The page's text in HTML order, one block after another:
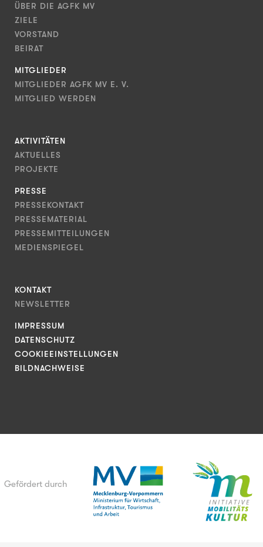
ÜBER DIE AGFK MV
ZIELE
VORSTAND
BEIRAT
MITGLIEDER
MITGLIEDER AGFK MV E. V.
MITGLIED WERDEN
AKTIVITÄTEN
AKTUELLES
PROJEKTE
PRESSE
PRESSEKONTAKT
PRESSEMATERIAL
PRESSEMITTEILUNGEN
MEDIENSPIEGEL
KONTAKT
NEWSLETTER
IMPRESSUM
DATENSCHUTZ
COOKIEEINSTELLUNGEN
BILDNACHWEISE
Gefördert durch